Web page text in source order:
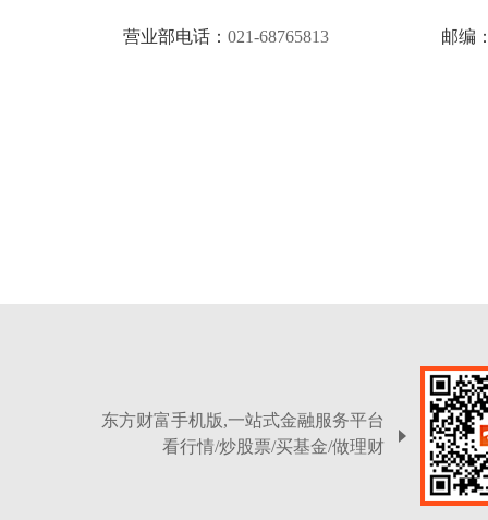
营业部电话： 021-68765813 邮编
东方财富手机版,一站式金融服务平台
看行情/炒股票/买基金/做理财